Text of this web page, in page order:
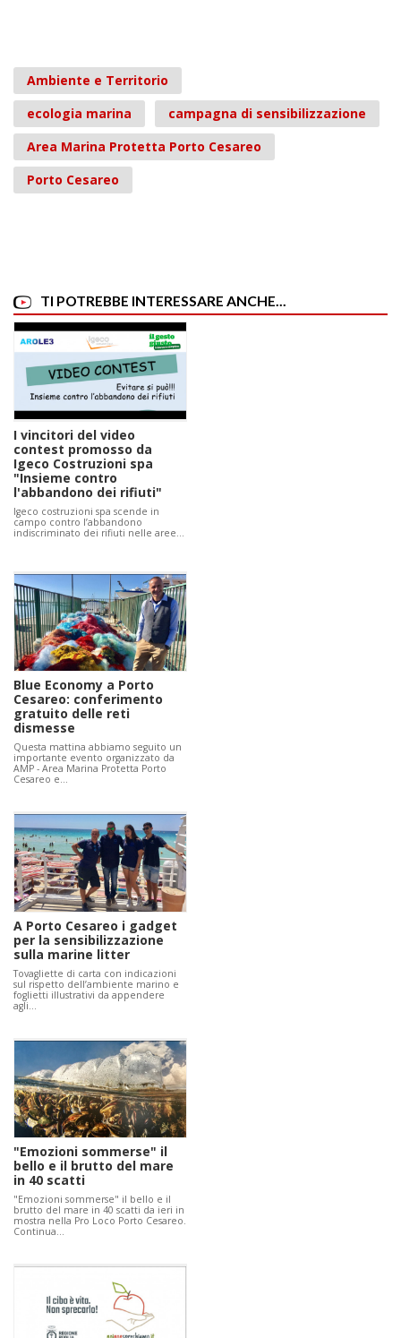
Ambiente e Territorio
ecologia marina
campagna di sensibilizzazione
Area Marina Protetta Porto Cesareo
Porto Cesareo
TI POTREBBE INTERESSARE ANCHE...
I vincitori del video
contest promosso da
Igeco Costruzioni spa
"Insieme contro
l'abbandono dei rifiuti"
Igeco costruzioni spa scende in
campo contro l’abbandono
indiscriminato dei rifiuti nelle aree…
Blue Economy a Porto
Cesareo: conferimento
gratuito delle reti
dismesse
Questa mattina abbiamo seguito un
importante evento organizzato da
AMP - Area Marina Protetta Porto
Cesareo e…
A Porto Cesareo i gadget
per la sensibilizzazione
sulla marine litter
Tovagliette di carta con indicazioni
sul rispetto dell’ambiente marino e
foglietti illustrativi da appendere
agli…
"Emozioni sommerse" il
bello e il brutto del mare
in 40 scatti
"Emozioni sommerse" il bello e il
brutto del mare in 40 scatti da ieri in
mostra nella Pro Loco Porto Cesareo.
Continua…